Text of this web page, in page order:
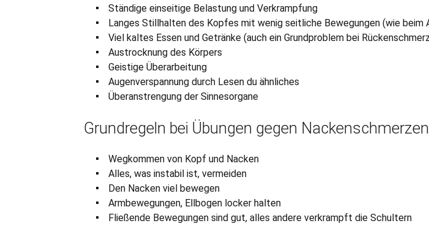
Ständige einseitige Belastung und Verkrampfung
Langes Stillhalten des Kopfes mit wenig seitliche Bewegungen (wie beim
Viel kaltes Essen und Getränke (auch ein Grundproblem bei
Austrocknung des Körpers
Geistige Überarbeitung
Augenverspannung durch Lesen du ähnliches
Überanstrengung der Sinnesorgane
Grundregeln bei Übungen gegen Nackenschmerzen
Wegkommen von Kopf und Nacken
Alles, was instabil ist, vermeiden
Den Nacken viel bewegen
Armbewegungen, Ellbogen locker halten
Fließende Bewegungen sind gut, alles andere verkrampft die Schultern